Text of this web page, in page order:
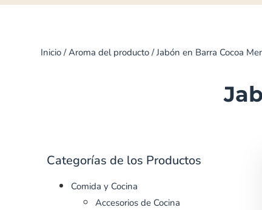
Inicio / Aroma del producto / Jabón en Barra Cocoa
Categorías de los Productos
Comida y Cocina
Accesorios de Cocina